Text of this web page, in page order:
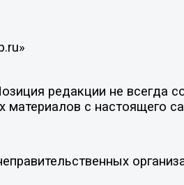
редакции не всегда
с настоящего